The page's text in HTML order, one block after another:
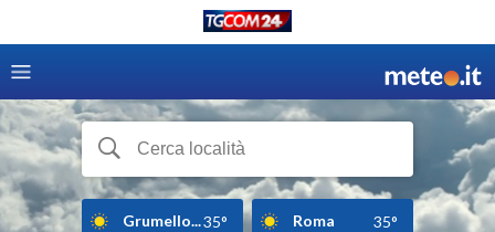
Grumello...35° Roma 35°